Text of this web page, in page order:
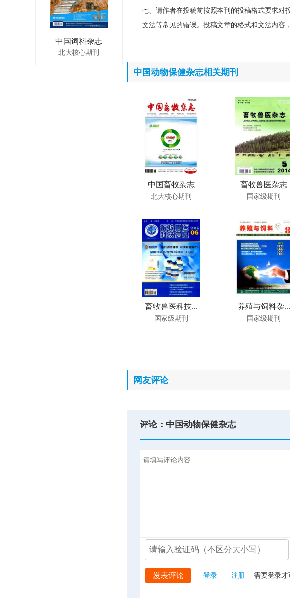
中国饲料杂志
北大核心期刊
七、请作者在投稿前按照本刊的投稿格式要求对
文法等常见的错误。投稿文章的格式和文法内容
中国动物保健杂志相关期刊
中国畜牧杂志
北大核心期刊
畜牧兽医杂志
国家级期刊
畜牧兽医科技...
国家级期刊
养殖与饲料杂...
国家级期刊
网友评论
评论：中国动物保健杂志
发表评论 登录 注册 需要登录